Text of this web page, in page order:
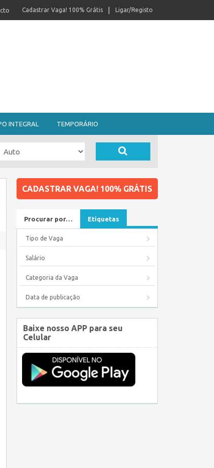
Ligar/Registo
Cadastrar Vaga! 100% Grátis
INTEGRAL TEMPORÁRIO
CADASTRAR VAGA! 100% GRÁTIS
Procurar por… Etiquetas
Tipo de Vaga
Salário
Categoria da Vaga
Data de publicação
Baixe nosso APP para seu
Celular